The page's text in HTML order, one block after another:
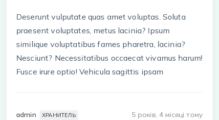
Deserunt vulputate quas amet voluptas. Soluta
praesent voluptates, metus lacinia? Ipsum
similique voluptatibus fames pharetra, lacinia?
Nesciunt? Necessitatibus occaecat vivamus harum!
Fusce irure optio! Vehicula sagittis ipsam
admin ХРАНИТЕЛЬ 5 років, 4 місяці тому